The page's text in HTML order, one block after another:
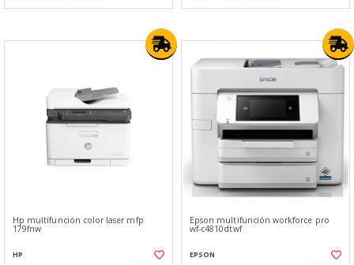
Hp multifunción color laser mfp
179fnw
HP
Epson multifunción workforce pro
wf-c4810dtwf
EPSON